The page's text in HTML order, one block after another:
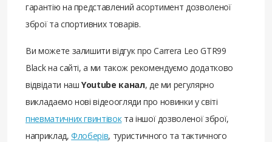
гарантію на представлений асортимент дозволеної
зброї та спортивних товарів.
Ви можете залишити відгук про Carrera Leo GTR99
Black на сайті, а ми також рекомендуємо додатково
відвідати нашYoutube канал, де ми регулярно
викладаємо нові відеоогляди про новинки у світі
пневматичних гвинтівокта іншої дозволеної зброї,
наприклад,Флоберів, туристичного та тактичного